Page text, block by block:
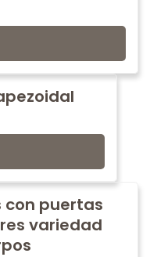
con puertas
variedad